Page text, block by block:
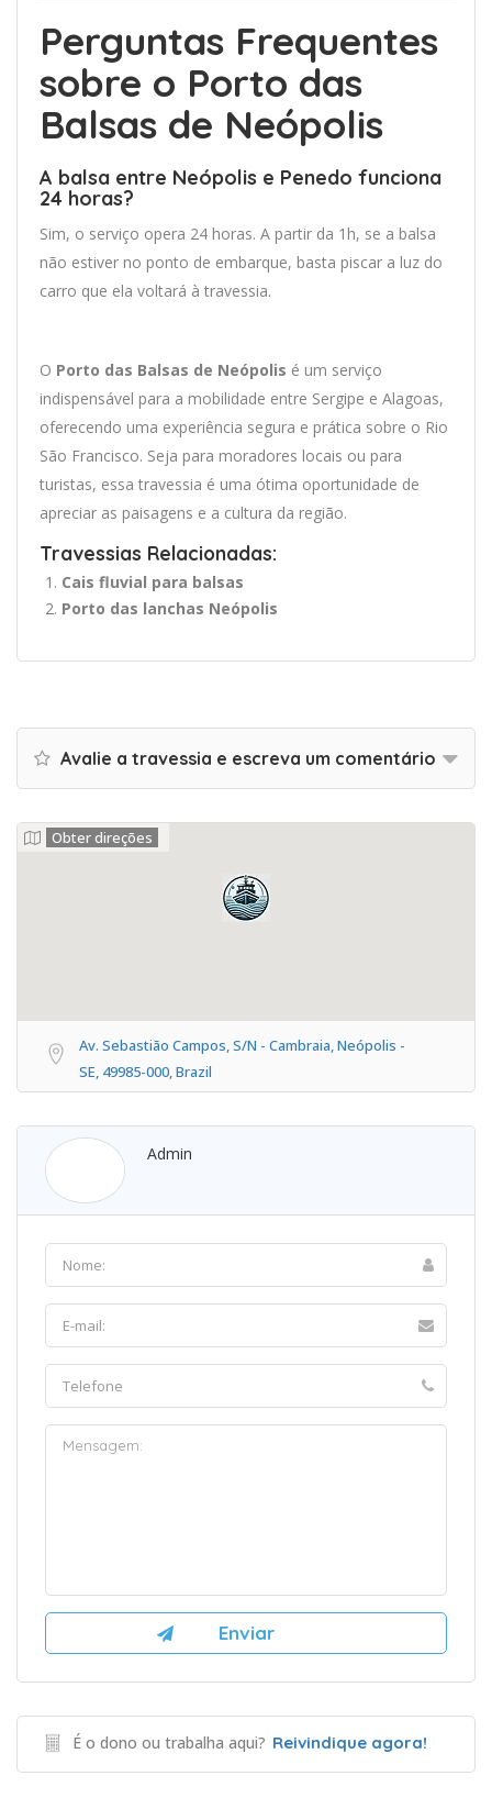
Perguntas Frequentes
sobre o Porto das
Balsas de Neópolis
A balsa entre Neópolis e Penedo funciona
24 horas?
Sim, o serviço opera 24 horas. A partir da 1h, se a balsa
não estiver no ponto de embarque, basta piscar a luz do
carro que ela voltará à travessia.
O Porto das Balsas de Neópolis é um serviço
indispensável para a mobilidade entre Sergipe e Alagoas,
oferecendo uma experiência segura e prática sobre o Rio
São Francisco. Seja para moradores locais ou para
turistas, essa travessia é uma ótima oportunidade de
apreciar as paisagens e a cultura da região.
Travessias Relacionadas:
Cais fluvial para balsas
Porto das lanchas Neópolis
Avalie a travessia e escreva um comentário
Obter direções
Av. Sebastião Campos, S/N - Cambraia, Neópolis -
SE, 49985-000, Brazil
Admin
É o dono ou trabalha aqui? Reivindique agora!